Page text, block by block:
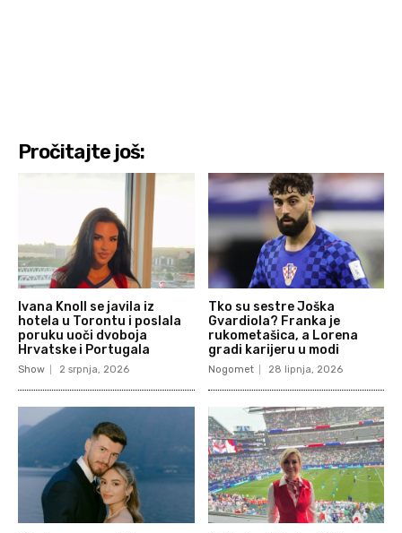
Pročitajte još:
Ivana Knoll se javila iz
hotela u Torontu i poslala
poruku uoči dvoboja
Hrvatske i Portugala
Show 2 srpnja, 2026
Tko su sestre Joška
Gvardiola? Franka je
rukometašica, a Lorena
gradi karijeru u modi
Nogomet 28 lipnja, 2026